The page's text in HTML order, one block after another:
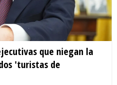
que niegan la
'turistas de